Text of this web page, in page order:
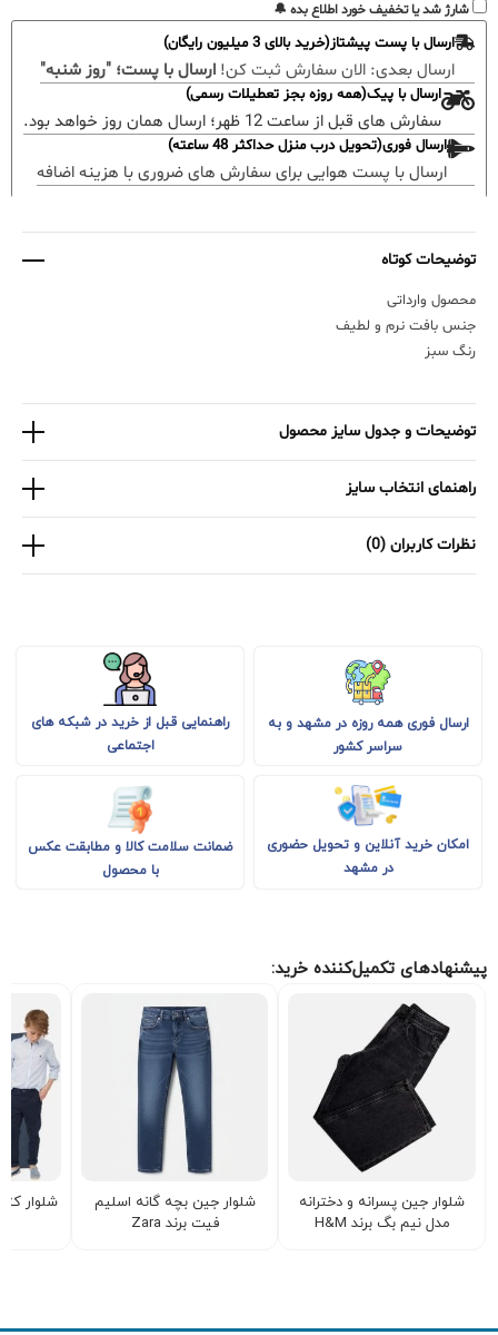
شارژ شد یا تخفیف خورد اطلاع بده 🔔
ارسال با پست پیشتاز(خرید بالای 3 میلیون رایگان)
ارسال بعدی: الان سفارش ثبت کن! ارسال با پست؛ "روز شنبه"
ارسال با پیک(همه روزه بجز تعطیلات رسمی)
سفارش های قبل از ساعت 12 ظهر؛ ارسال همان روز خواهد بود.
ارسال فوری(تحویل درب منزل حداکثر 48 ساعته)
ارسال با پست هوایی برای سفارش های ضروری با هزینه اضافه
توضیحات کوتاه
محصول وارداتی
جنس بافت نرم و لطیف
رنگ سبز
توضیحات و جدول سایز محصول
راهنمای انتخاب سایز
نظرات کاربران (0)
ارسال فوری همه روزه در مشهد و به
سراسر کشور
راهنمایی قبل از خرید در شبکه های
اجتماعی
امکان خرید آنلاین و تحویل حضوری
در مشهد
ضمانت سلامت کالا و مطابقت عکس
با محصول
پیشنهادهای تکمیل‌کننده خرید:
شلوار جین پسرانه و دخترانه
مدل نیم بگ برند H&M
شلوار جین بچه گانه اسلیم
فیت برند Zara
شلوار